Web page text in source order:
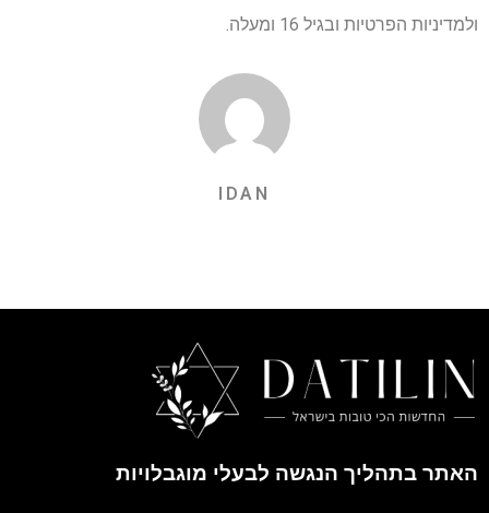
ולמדיניות הפרטיות ובגיל 16 ומעלה.
IDAN
האתר בתהליך הנגשה לבעלי מוגבלויות